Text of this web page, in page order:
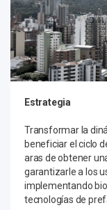
Estrategia
Transformar la
beneficiar el ciclo
aras de obtener
garantizarle a los
implementando
tecnologías de